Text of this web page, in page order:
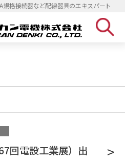
格接続器など配線器具のエキスパート
回電設工業展）出